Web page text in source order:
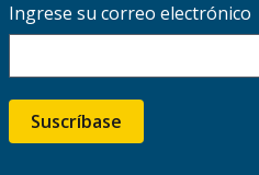
Ingrese su correo electrónico
Suscríbase